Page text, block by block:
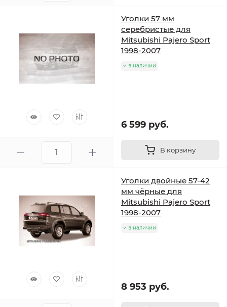
Уголки 57 мм
серебристые для
Mitsubishi Pajero Sport
1998-2007
в наличии
6 599 руб.
В корзину
Уголки двойные 57-42
мм чёрные для
Mitsubishi Pajero Sport
1998-2007
в наличии
8 953 руб.